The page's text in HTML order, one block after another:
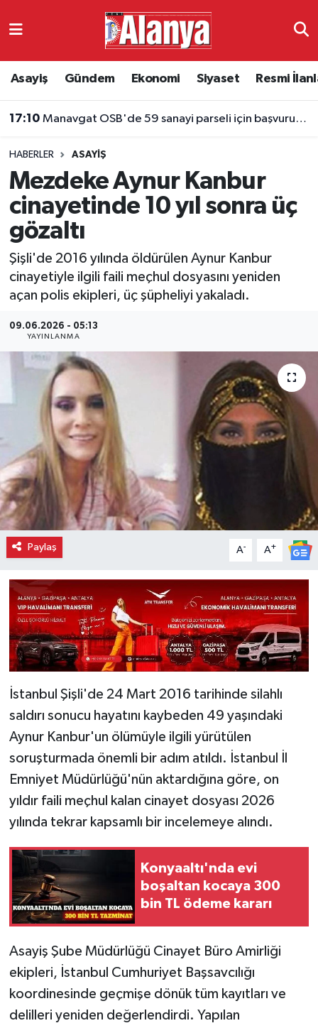
Asayiş Gündem Ekonomi Siyaset Resmi
17:10 Manavgat OSB'de 59 sanayi parseli için başvurular başladı
HABERLER ASAYIŞ
Mezdeke Aynur Kanbur
cinayetinde 10 yıl sonra üç
gözaltı
Şişli'de 2016 yılında öldürülen Aynur Kanbur
cinayetiyle ilgili faili meçhul dosyasını yeniden
açan polis ekipleri, üç şüpheliyi yakaladı.
09.06.2026 - 05:13
YAYINLANMA
Paylaş A- A+
İstanbul Şişli'de 24 Mart 2016 tarihinde silahlı
saldırı sonucu hayatını kaybeden 49 yaşındaki
Aynur Kanbur'un ölümüyle ilgili yürütülen
soruşturmada önemli bir adım atıldı. İstanbul İl
Emniyet Müdürlüğü'nün aktardığına göre, on
yıldır faili meçhul kalan cinayet dosyası 2026
yılında tekrar kapsamlı bir incelemeye alındı.
Konyaaltı'nda evi
boşaltan kocaya 300
bin TL ödeme kararı
Asayiş Şube Müdürlüğü Cinayet Büro Amirliği
ekipleri, İstanbul Cumhuriyet Başsavcılığı
koordinesinde geçmişe dönük tüm kayıtları ve
delilleri yeniden değerlendirdi. Yapılan
Ekonomi
Resmi İlanlar
Alanyaspor
Turizm
Antalya Namaz Vakitleri
Antalya Trafik Yoğunluk Haritası
Süper Lig Puan Durumu ve Fikstür
Tüm Manşetler
Son Dakika Haberleri